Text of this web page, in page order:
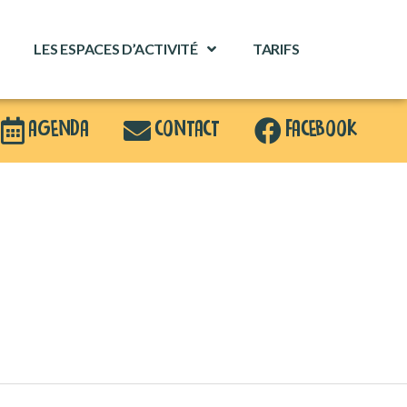
LES ESPACES D’ACTIVITÉ TARIFS
AGENDA CONTACT FACEBOOK